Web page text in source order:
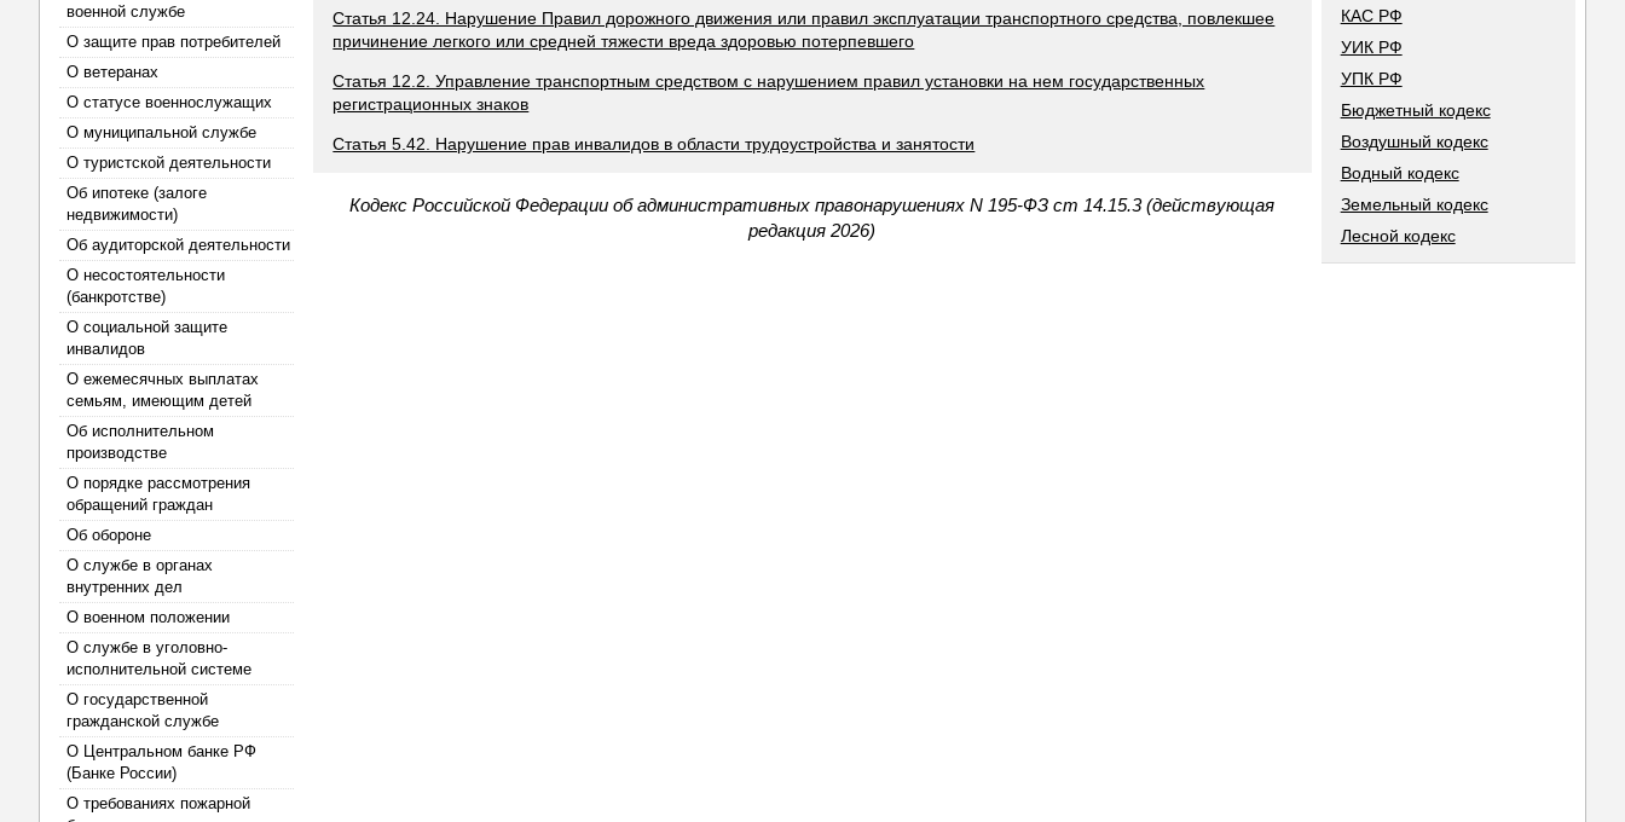
военной службе
О защите прав потребителей
О ветеранах
О статусе военнослужащих
О муниципальной службе
О туристской деятельности
Об ипотеке (залоге
недвижимости)
Об аудиторской деятельности
О несостоятельности
(банкротстве)
О социальной защите
инвалидов
О ежемесячных выплатах
семьям, имеющим детей
Об исполнительном
производстве
О порядке рассмотрения
обращений граждан
Об обороне
О службе в органах
внутренних дел
О военном положении
О службе в уголовно-
исполнительной системе
О государственной
гражданской службе
О Центральном банке РФ
(Банке России)
О требованиях пожарной
Статья 12.24. Нарушение Правил дорожного движения или правил эксплуатации транспортного средства, повлекшее
причинение легкого или средней тяжести вреда здоровью потерпевшего
Статья 12.2. Управление транспортным средством с нарушением правил установки на нем государственных
регистрационных знаков
Статья 5.42. Нарушение прав инвалидов в области трудоустройства и занятости
Кодекс Российской Федерации об административных правонарушениях N 195-ФЗ ст 14.15.3 (действующая
редакция 2026)
КАС РФ
УИК РФ
УПК РФ
Бюджетный кодекс
Воздушный кодекс
Водный кодекс
Земельный кодекс
Лесной кодекс